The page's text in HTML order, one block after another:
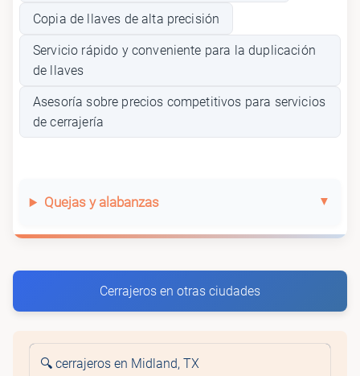
Copia de llaves de alta precisión
Servicio rápido y conveniente para la duplicación
de llaves
Asesoría sobre precios competitivos para servicios
de cerrajería
Quejas y alabanzas
Cerrajeros en otras ciudades
🔍 cerrajeros en Midland, TX